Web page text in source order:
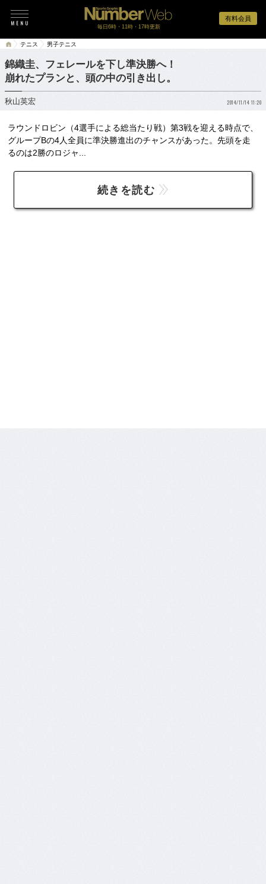
有料会員
毎日6時・11時・17時更新
テニス 男子テニス
錦織圭、フェレールを下し準決勝へ！
崩れたプランと、頭の中の引き出し。
秋山英宏 2014/11/14 11:20
ラウンドロビン（4選手による総当たり戦）第3戦を迎える時点で、
グループBの4人全員に準決勝進出のチャンスがあった。先頭を走
るのは2勝のロジャ...
続きを読む